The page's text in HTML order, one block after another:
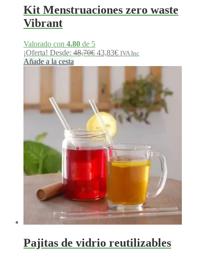
Kit Menstruaciones zero waste
Vibrant
Valorado con 4.80 de 5
¡Oferta! Desde: 48,70€ El
48,70€.
43,83€El
43,83€.
IVA Inc
Añade a la cesta
Pajitas de vidrio reutilizables